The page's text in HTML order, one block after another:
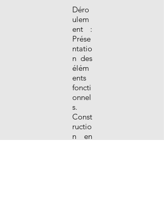
Déro
ulem
ent :
Prése
ntatio
n des
élém
ents
foncti
onnel
s.
Const
ructio
n en